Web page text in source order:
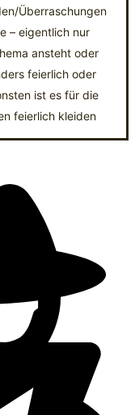
Überraschungen
– eigentlich nur
ansteht oder
feierlich oder
ist es für die
feierlich kleiden